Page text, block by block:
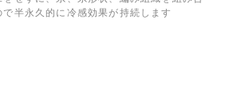
半永久的に冷感効果が持続します